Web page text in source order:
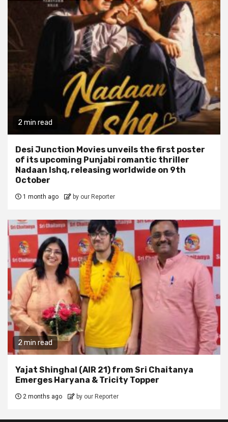
2 min read
Desi Junction Movies unveils the first poster
of its upcoming Punjabi romantic thriller
Nadaan Ishq, releasing worldwide on 9th
October
1 month ago by our Reporter
2 min read
Yajat Shinghal (AIR 21) from Sri Chaitanya
Emerges Haryana & Tricity Topper
2 months ago by our Reporter